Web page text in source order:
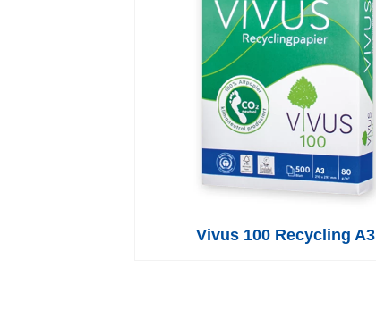
Vivus 100 Recycling A3